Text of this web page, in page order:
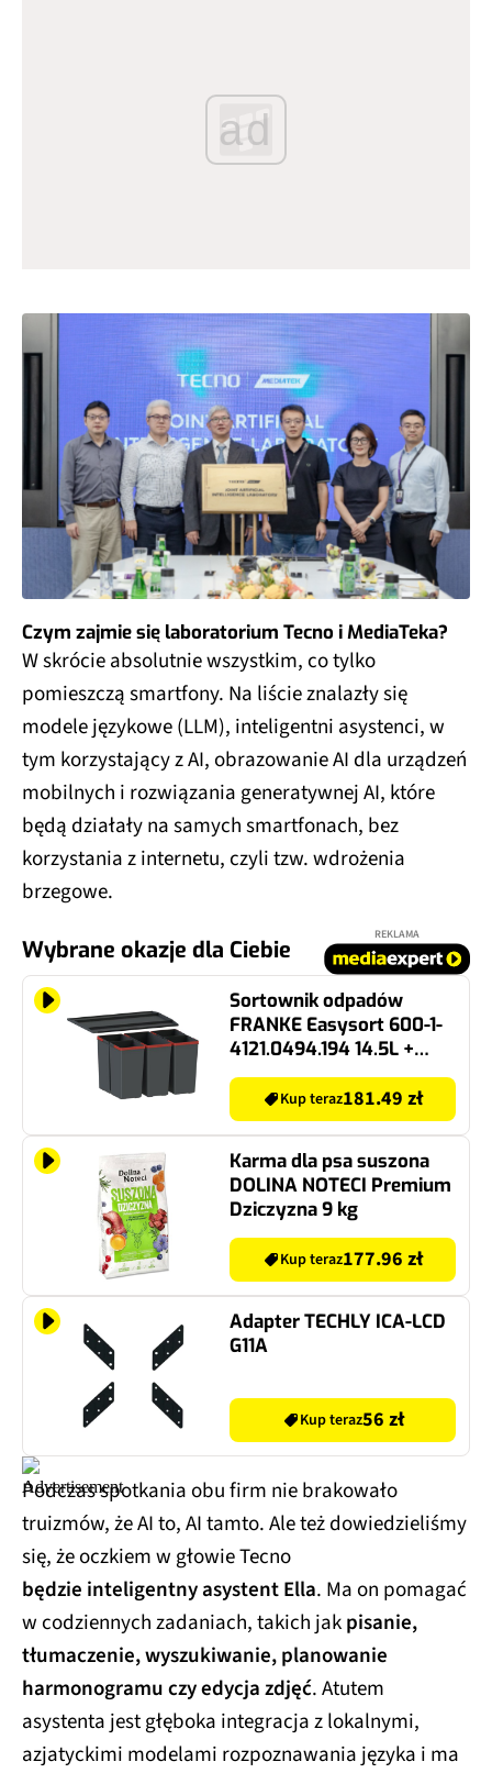
ad
Czym zajmie się laboratorium Tecno i MediaTeka?
W skrócie absolutnie wszystkim, co tylko
pomieszczą smartfony. Na liście znalazły się
modele językowe (LLM), inteligentni asystenci, w
tym korzystający z AI, obrazowanie AI dla urządzeń
mobilnych i rozwiązania generatywnej AI, które
będą działały na samych smartfonach, bez
korzystania z internetu, czyli tzw. wdrożenia
brzegowe.
Wybrane okazje dla Ciebie
REKLAMA
Sortownik odpadów
FRANKE Easysort 600-1-
4121.0494.194 14.5L +
4x7.5L
Kup teraz181.49 zł
Karma dla psa suszona
DOLINA NOTECI Premium
Dziczyzna 9 kg
Kup teraz177.96 zł
Adapter TECHLY ICA-LCD
G11A
Kup teraz56 zł
Podczas spotkania obu firm nie brakowało
truizmów, że AI to, AI tamto. Ale też dowiedzieliśmy
się, że oczkiem w głowie Tecno
będzie inteligentny asystent Ella. Ma on pomagać
w codziennych zadaniach, takich jakpisanie,
tłumaczenie, wyszukiwanie, planowanie
harmonogramu czy edycja zdjęć. Atutem
asystenta jest głęboka integracja z lokalnymi,
azjatyckimi modelami rozpoznawania języka i ma